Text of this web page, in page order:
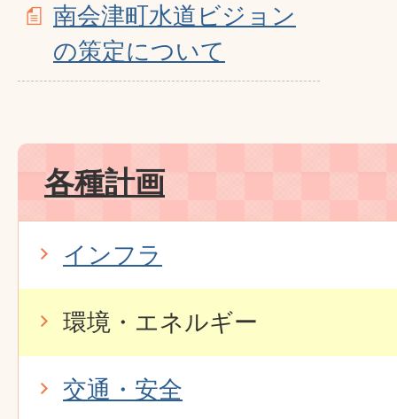
南会津町水道ビジョン
の策定について
各種計画
インフラ
環境・エネルギー
交通・安全